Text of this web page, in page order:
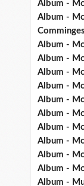
Album -
Album -
Album -
Album -
Album -
Album -
Album -
Album -
Album -
Album -
Album -
Album -
Album -